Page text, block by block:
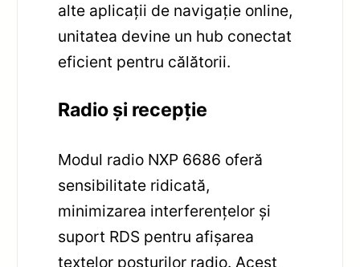
alte aplicații de navigație online,
unitatea devine un hub conectat
eficient pentru călătorii.
Radio și recepție
Modul radio NXP 6686 oferă
sensibilitate ridicată,
minimizarea interferențelor și
suport RDS pentru afișarea
textelor posturilor radio. Acest